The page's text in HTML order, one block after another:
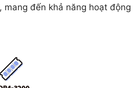
đến khả năng hoạt động